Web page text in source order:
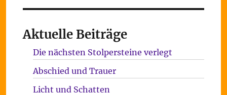
Aktuelle Beiträge
Die nächsten Stolpersteine verlegt
Abschied und Trauer
Licht und Schatten